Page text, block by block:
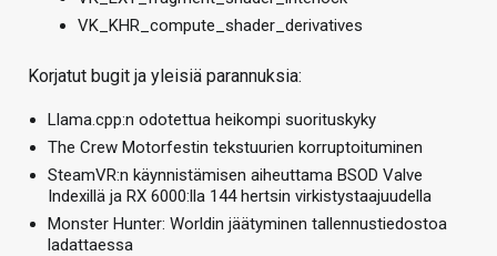
VK_KHR_compute_shader_derivatives
Korjatut bugit ja yleisiä parannuksia:
Llama.cpp:n odotettua heikompi suorituskyky
The Crew Motorfestin tekstuurien korruptoituminen
SteamVR:n käynnistämisen aiheuttama BSOD Valve
Indexillä ja RX 6000:lla 144 hertsin virkistystaajuudella
Monster Hunter: Worldin jäätyminen tallennustiedostoa
ladattaessa